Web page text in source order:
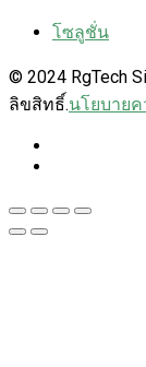
โซลูชั่น
© 2024 RgTech
ลิขสิทธิ์.นโยบาย